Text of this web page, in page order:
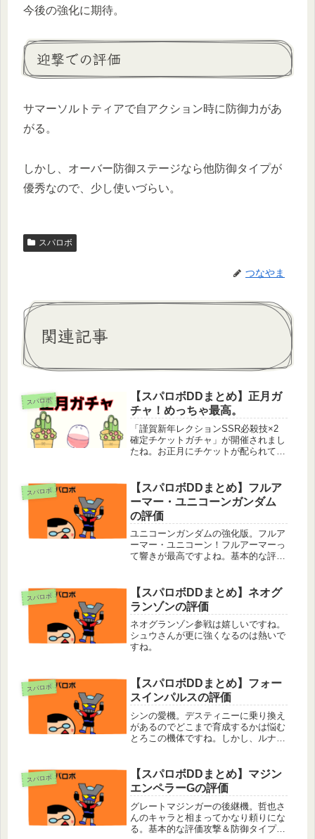
今後の強化に期待。
迎撃での評価
サマーソルトティアで自アクション時に防御力があ
がる。
しかし、オーバー防御ステージなら他防御タイプが
優秀なので、少し使いづらい。
スパロボ
つなやま
関連記事
スパロボ
【スパロボDDまとめ】正月ガ
チャ！めっちゃ最高。
「謹賀新年レクションSSR必殺技×2
確定チケットガチャ」が開催されまし
たね。お正月にチケットが配られて、
しいので時間ある時に引けば大丈夫そ
うですね。チケット持ってる方や課
金...
スパロボ
【スパロボDDまとめ】フルア
ーマー・ユニコーンガンダム
の評価
ユニコーンガンダムの強化版。フルア
ーマー・ユニコーン！フルアーマーっ
て響きが最高ですよね。基本的な評価
ダムと似たようなタイプ。オールアウ
トアッタク(ユニコーン)で精神を...
スパロボ
【スパロボDDまとめ】ネオグ
ランゾンの評価
ネオグランゾン参戦は嬉しいですね。
シュウさんが更に強くなるのは熱いで
すね。
スパロボ
【スパロボDDまとめ】フォー
スインパルスの評価
シンの愛機。デスティニーに乗り換え
があるのでどこまで育成するかは悩む
とろこの機体ですね。しかし、ルナマ
本的な評価攻撃特化タイプ。敵を撃墜
時2回行動と高い移動力で積極的に敵
を...
スパロボ
【スパロボDDまとめ】マジン
エンペラーGの評価
グレートマジンガーの後継機。哲也さ
んのキャラと相まってかなり頼りにな
る。基本的な評価攻撃＆防御タイプ。